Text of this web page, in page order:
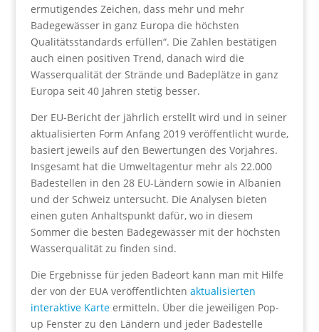
ermutigendes Zeichen, dass mehr und mehr
Badegewässer in ganz Europa die höchsten
Qualitätsstandards erfüllen“. Die Zahlen bestätigen
auch einen positiven Trend, danach wird die
Wasserqualität der Strände und Badeplätze in ganz
Europa seit 40 Jahren stetig besser.
Der EU-Bericht der jährlich erstellt wird und in seiner
aktualisierten Form Anfang 2019 veröffentlicht wurde,
basiert jeweils auf den Bewertungen des Vorjahres.
Insgesamt hat die Umweltagentur mehr als 22.000
Badestellen in den 28 EU-Ländern sowie in Albanien
und der Schweiz untersucht. Die Analysen bieten
einen guten Anhaltspunkt dafür, wo in diesem
Sommer die besten Badegewässer mit der höchsten
Wasserqualität zu finden sind.
Die Ergebnisse für jeden Badeort kann man mit Hilfe
der von der EUA veröffentlichten aktualisierten
interaktive Karteermitteln. Über die jeweiligen Pop-
up Fenster zu den Ländern und jeder Badestelle